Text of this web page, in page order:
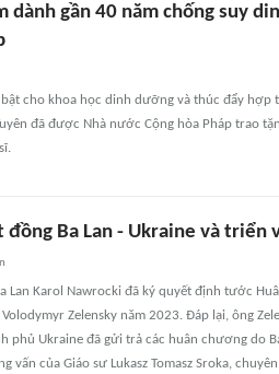
dành gần 40 năm chống suy
cho khoa học dinh dưỡng và thúc đẩy hợp
đã được Nhà nước Cộng hòa Pháp trao
đồng Ba Lan - Ukraine và triển
Lan Karol Nawrocki đã ký quyết định tước
Zelensky năm 2023. Đáp lại, ông
phủ Ukraine đã gửi trả các huân chương do
vấn của Giáo sư Lukasz Tomasz Sroka,